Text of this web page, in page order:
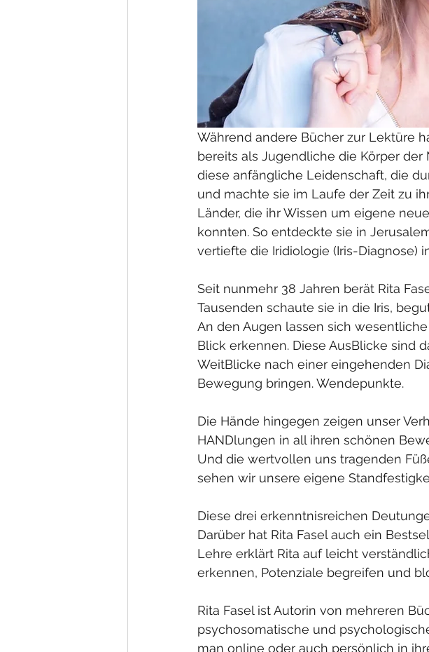
Während andere Bücher zur Lektüre
bereits als Jugendliche die Körper
diese anfängliche Leidenschaft, die
und machte sie im Laufe der Zeit zu
Länder, die ihr Wissen um eigene
konnten. So entdeckte sie in
vertiefte die Iridiologie (Iris-Diagnose)
Seit nunmehr 38 Jahren berät Rita
Tausenden schaute sie in die Iris,
An den Augen lassen sich
Blick erkennen. Diese AusBlicke sind
WeitBlicke nach einer eingehenden
Bewegung bringen. Wendepunkte.
Die Hände hingegen zeigen unser
HANDlungen in all ihren schönen
Und die wertvollen uns tragenden
sehen wir unsere eigene
Diese drei erkenntnisreichen
Darüber hat Rita Fasel auch ein
Lehre erklärt Rita auf leicht
erkennen, Potenziale begreifen und
Rita Fasel ist Autorin von mehreren
psychosomatische und
man online oder auch persönlich in